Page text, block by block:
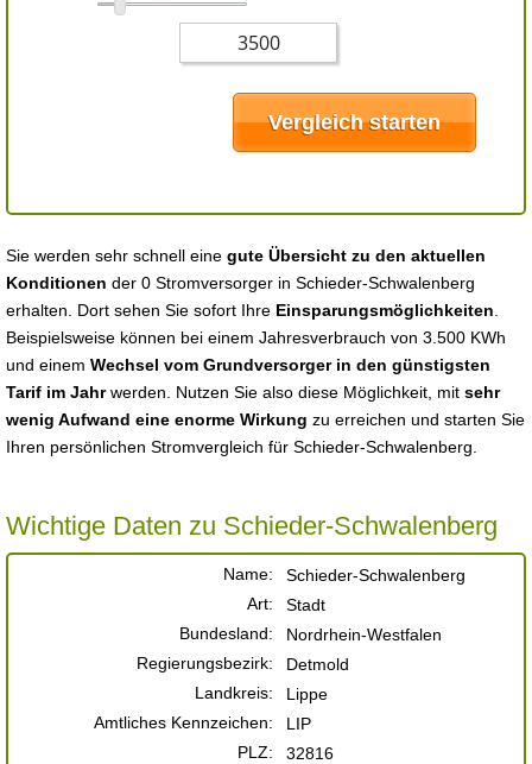
Sie werden sehr schnell eine gute Übersicht zu den aktuellen
Konditionen der 0 Stromversorger in Schieder-Schwalenberg
erhalten. Dort sehen Sie sofort Ihre Einsparungsmöglichkeiten
Beispielsweise können bei einem Jahresverbrauch von 3.500 KWh
und einem Wechsel vom Grundversorger in den günstigsten
Tarif im Jahrwerden. Nutzen Sie also diese Möglichkeit, mit sehr
wenig Aufwand eine enorme Wirkung zu erreichen und starten Sie
Ihren persönlichen Stromvergleich für Schieder-Schwalenberg.
Wichtige Daten zu Schieder-Schwalenberg
Name:
Schieder-Schwalenberg
Art:
Stadt
Bundesland:
Nordrhein-Westfalen
Regierungsbezirk:
Detmold
Landkreis:
Lippe
Amtliches Kennzeichen:
LIP
PLZ:
32816